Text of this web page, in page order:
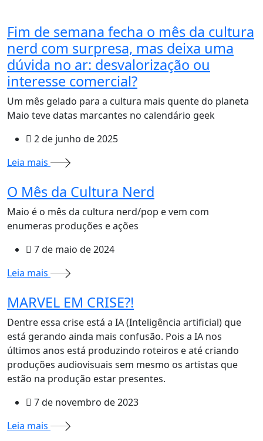
Fim de semana fecha o mês da cultura
nerd com surpresa, mas deixa uma
dúvida no ar: desvalorização ou
interesse comercial?
Um mês gelado para a cultura mais quente do planeta
Maio teve datas marcantes no calendário geek
2 de junho de 2025
Leia mais
O Mês da Cultura Nerd
Maio é o mês da cultura nerd/pop e vem com
enumeras produções e ações
7 de maio de 2024
Leia mais
MARVEL EM CRISE?!
Dentre essa crise está a IA (Inteligência artificial) que
está gerando ainda mais confusão. Pois a IA nos
últimos anos está produzindo roteiros e até criando
produções audiovisuais sem mesmo os artistas que
estão na produção estar presentes.
7 de novembro de 2023
Leia mais